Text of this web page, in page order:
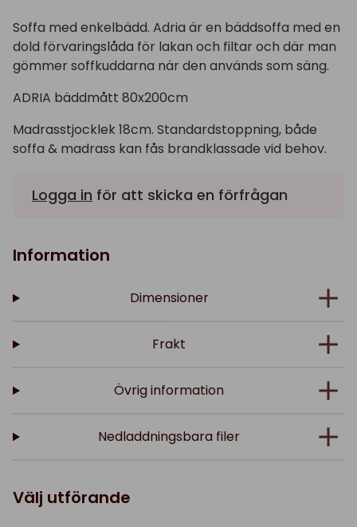
Soffa med enkelbädd. Adria är en bäddsoffa med en
dold förvaringslåda för lakan och filtar och där man
gömmer soffkuddarna när den används som säng.
ADRIA bäddmått 80x200cm
Madrasstjocklek 18cm. Standardstoppning, både
soffa & madrass kan fås brandklassade vid behov.
Logga in för att skicka en förfrågan
Information
Dimensioner
Frakt
Övrig information
Nedladdningsbara filer
Välj utförande